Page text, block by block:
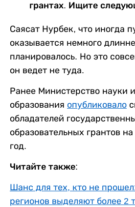
грантах. Ищите
Саясат Нурбек, что иногда
оказывается немного
планировалось. Но это
он ведет не туда.
Ранее Министерство науки
образования опубликовало
обладателей
образовательных грантов
год.
Читайте также:
Шанс для тех, кто не
регионов выделяют более 2